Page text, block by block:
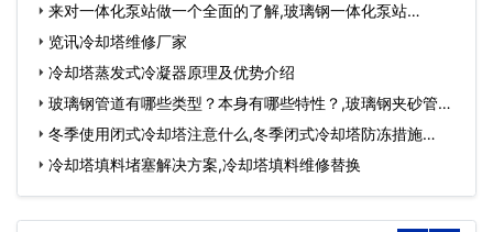
站…来对一体化泵站做一个全面的了解,玻璃钢一体化泵站…
览讯冷却塔维修厂家
冷却塔蒸发式冷凝器原理及优势介绍
玻璃钢管道有哪些类型？本身有哪些特性？,玻璃钢夹砂管
道…冬季使用闭式冷却塔注意什么,冬季闭式冷却塔防冻措施…
冷却塔填料堵塞解决方案,冷却塔填料维修替换